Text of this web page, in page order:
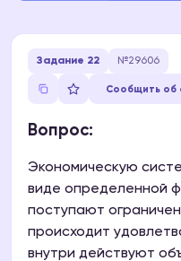
Задание 22 №29606
Сообщить об
Вопрос:
Экономическую
виде определенной
поступают
происходит
внутри действуют